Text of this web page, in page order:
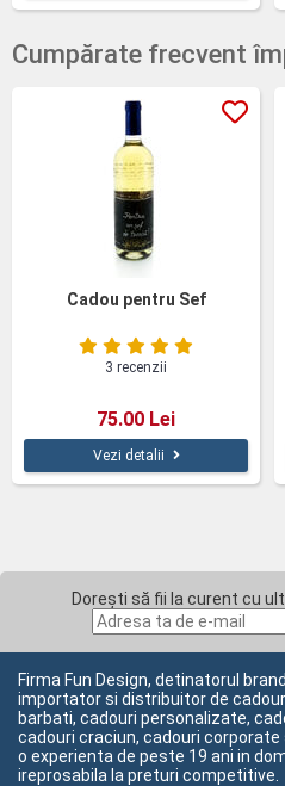
Cumpărate frecvent
Cadou pentru Sef
3 recenzii
75.00 Lei
Vezi detalii
Dorești să fii la curent cu
Firma Fun Design, detinatorul
importator si distribuitor de
barbati, cadouri personalizate,
cadouri craciun, cadouri corporate
o experienta de peste 19 ani in
ireprosabila la preturi competitive.